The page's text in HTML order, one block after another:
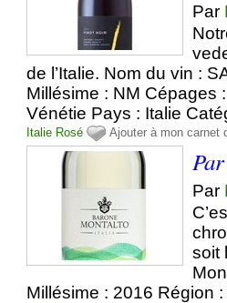
Par
de l’Italie. Nom du vin :
Millésime : NM Cépages
Vénétie Pays : Italie
Italie Rosé Ajouter à mon carnet
Par
soit
Millésime : 2016 Région